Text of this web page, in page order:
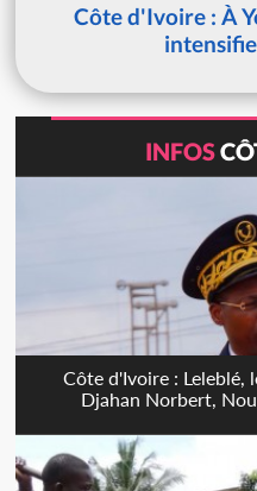
Côte d'Ivoire : À
INFOS
Côte d'Ivoire : Leleblé,
Djahan Norbert,